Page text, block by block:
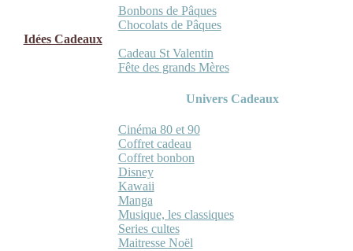
Bonbons de Pâques
Chocolats de Pâques
Idées Cadeaux
Cadeau St Valentin
Fête des grands Mères
Univers Cadeaux
Cinéma 80 et 90
Coffret cadeau
Coffret bonbon
Disney
Kawaii
Manga
Musique, les classiques
Series cultes
Maitresse Noël